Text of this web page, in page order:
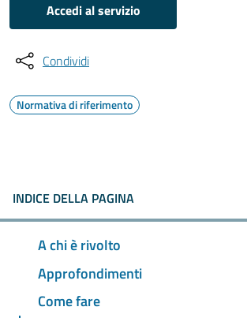
Accedi al servizio
Condividi
Normativa di riferimento
INDICE DELLA PAGINA
A chi è rivolto
Approfondimenti
Come fare